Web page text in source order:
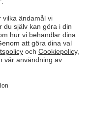
denna fråga.